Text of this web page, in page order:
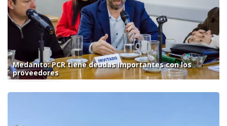
Medanito: PCR tiene deudas importantes con los
proveedores